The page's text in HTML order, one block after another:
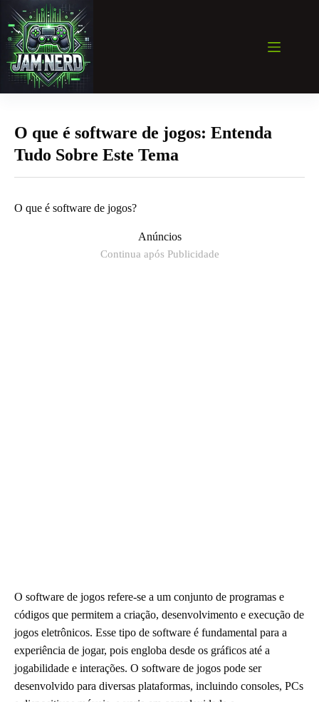
para
conteúdo
O que é software de jogos: Entenda
Tudo Sobre Este Tema
O que é software de jogos?
Anúncios
Continua após Publicidade
O software de jogos refere-se a um conjunto de programas e
códigos que permitem a criação, desenvolvimento e execução de
jogos eletrônicos. Esse tipo de software é fundamental para a
experiência de jogar, pois engloba desde os gráficos até a
jogabilidade e interações. O software de jogos pode ser
desenvolvido para diversas plataformas, incluindo consoles, PCs